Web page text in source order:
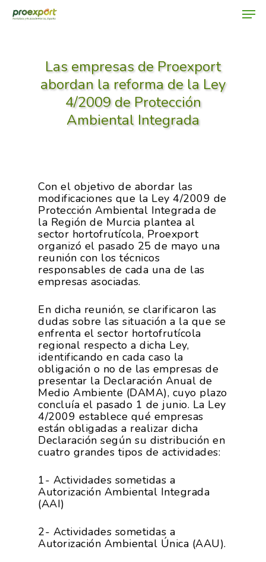
Hit enter to search or ESC to close
Las empresas de Proexport
abordan la reforma de la Ley
4/2009 de Protección
Ambiental Integrada
Con el objetivo de abordar las
modificaciones que la Ley 4/2009 de
Protección Ambiental Integrada de
la Región de Murcia plantea al
sector hortofrutícola, Proexport
organizó el pasado 25 de mayo una
reunión con los técnicos
responsables de cada una de las
empresas asociadas.
En dicha reunión, se clarificaron las
dudas sobre las situación a la que se
enfrenta el sector hortofrutícola
regional respecto a dicha Ley,
identificando en cada caso la
obligación o no de las empresas de
presentar la Declaración Anual de
Medio Ambiente (DAMA), cuyo plazo
concluía el pasado 1 de junio. La Ley
4/2009 establece qué empresas
están obligadas a realizar dicha
Declaración según su distribución en
cuatro grandes tipos de actividades:
1- Actividades sometidas a
Autorización Ambiental Integrada
(AAI)
2- Actividades sometidas a
Autorización Ambiental Única (AAU).